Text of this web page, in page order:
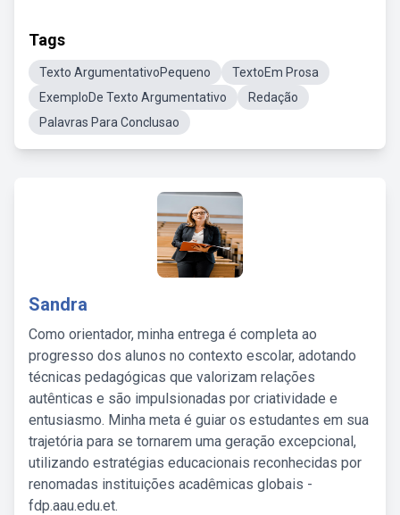
Tags
Texto ArgumentativoPequeno
TextoEm Prosa
ExemploDe Texto Argumentativo
Redação
Palavras Para Conclusao
Sandra
Como orientador, minha entrega é completa ao
progresso dos alunos no contexto escolar, adotando
técnicas pedagógicas que valorizam relações
autênticas e são impulsionadas por criatividade e
entusiasmo. Minha meta é guiar os estudantes em sua
trajetória para se tornarem uma geração excepcional,
utilizando estratégias educacionais reconhecidas por
renomadas instituições acadêmicas globais -
fdp.aau.edu.et.